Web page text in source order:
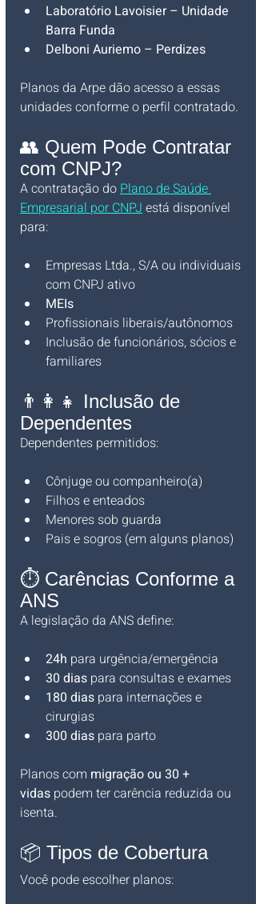
Laboratório Lavoisier – Unidade
Barra Funda
Delboni Auriemo – Perdizes
Planos da Arpe dão acesso a essas
unidades conforme o perfil contratado.
👥 Quem Pode Contratar
com CNPJ?
A contratação do Plano de Saúde
Empresarial por CNPJ está disponível
para:
Empresas Ltda., S/A ou individuais
com CNPJ ativo
MEIs
Profissionais liberais/autônomos
Inclusão de funcionários, sócios e
familiares
👨‍👩‍👧 Inclusão de
Dependentes
Dependentes permitidos:
Cônjuge ou companheiro(a)
Filhos e enteados
Menores sob guarda
Pais e sogros (em alguns planos)
⏱️ Carências Conforme a
ANS
A legislação da ANS define:
24h para urgência/emergência
30 dias para consultas e exames
180 dias para internações e
cirurgias
300 dias para parto
Planos com migração ou 30 +
vidas podem ter carência reduzida ou
isenta.
📦 Tipos de Cobertura
Você pode escolher planos: